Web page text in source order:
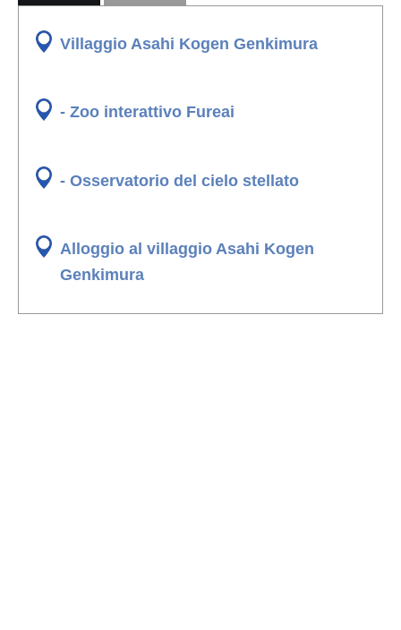
Villaggio Asahi Kogen Genkimura
- Zoo interattivo Fureai
- Osservatorio del cielo stellato
Alloggio al villaggio Asahi Kogen
Genkimura